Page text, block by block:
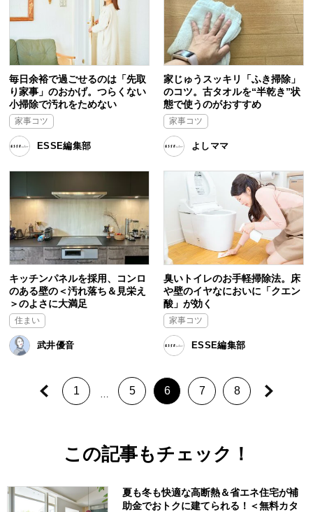
毎日余裕で過ごせるのは「先取
り家事」のおかげ。つらくない
小掃除で汚れをためない
家事コツ
ESSE編集部
家じゅうスッキリ「ふき掃除」
のコツ。古タオルを“半乾き”状
態で使うのがおすすめ
家事コツ
よしママ
キッチンパネルを採用、コンロ
のある壁の＜汚れ落ち＆見栄え
＞のよさに大満足
住まい
武井優音
臭いトイレのお手軽掃除法。床
や壁のイヤなにおいに「クエン
酸」が効く
家事コツ
ESSE編集部
1 … 5 6 7 8
この記事もチェック！
夏も冬も快適な高断熱＆省エネ住宅が補
助金でおトクに建てられる！＜無料カタ